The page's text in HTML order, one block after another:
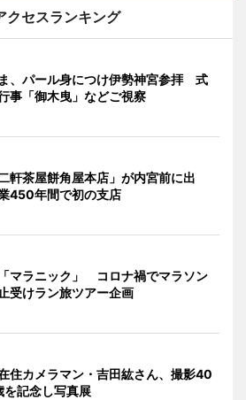
クセスランキング
、パール身につけ伊勢神宮参拝 式
事「御木曳」などご視察
軒茶屋餅角屋本店」が内宮前に出
450年間で初の支店
マラニック」 コロナ禍でマラソン
受けラン旅ツアー企画
住カメラマン・吉田紘さん、撮影40
記念し写真展